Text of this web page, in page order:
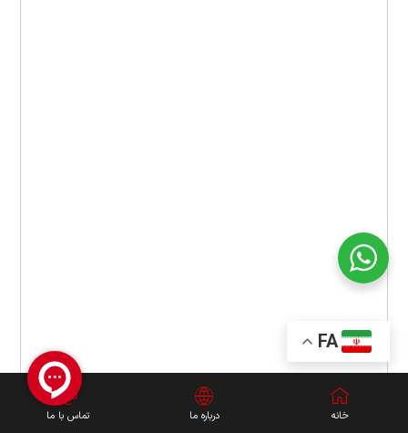
خانه درباره ما تماس با ما
FA